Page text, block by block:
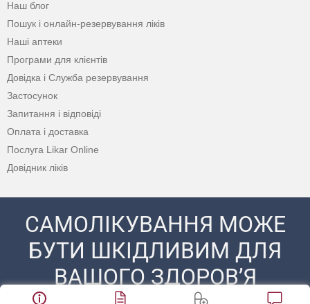
Наш блог
Пошук і онлайн-резервування ліків
Наші аптеки
Програми для клієнтів
Довідка і Служба резервування
Застосунок
Запитання і відповіді
Оплата і доставка
Послуга Likar Online
Довідник ліків
САМОЛІКУВАННЯ МОЖЕ
БУТИ ШКІДЛИВИМ ДЛЯ
ВАШОГО ЗДОРОВ’Я
ПЕРЕД ЗАСТОСУВАННЯМ ПРЕПАРАТУ